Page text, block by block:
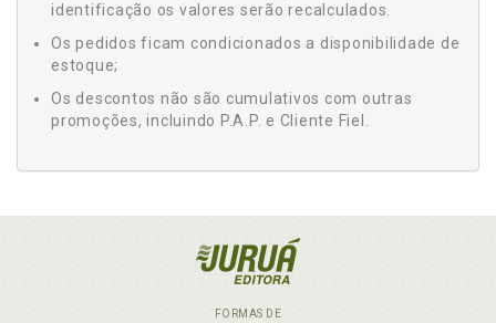
identificação os valores serão recalculados.
Os pedidos ficam condicionados a disponibilidade de
estoque;
Os descontos não são cumulativos com outras
promoções, incluindo P.A.P. e Cliente Fiel.
FORMAS DE